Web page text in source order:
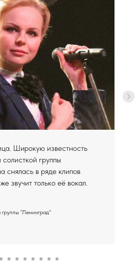
Широкую известность
солисткой группы
снялась в ряде клипов
звучит только её вокал.
"Ленинград"